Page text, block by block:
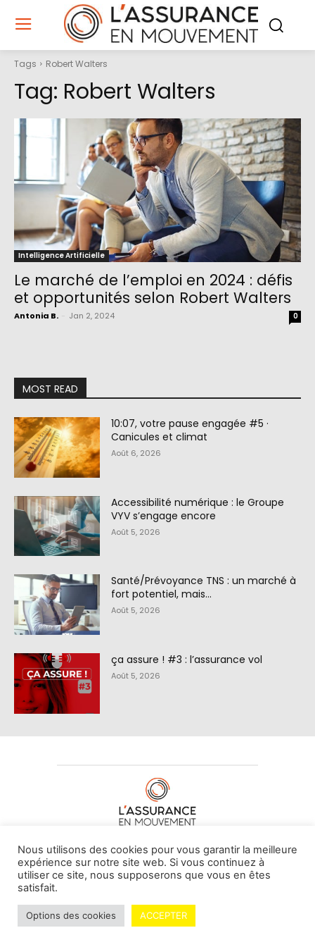
Tags Robert Walters
Tag: Robert Walters
Intelligence Artificielle
Le marché de l’emploi en 2024 : défis
et opportunités selon Robert Walters
Antonia B. Jan 2, 2024 0
MOST READ
10:07, votre pause engagée #5 ·
Canicules et climat
Août 6, 2026
Accessibilité numérique : le Groupe
VYV s’engage encore
Août 5, 2026
Santé/Prévoyance TNS : un marché à
fort potentiel, mais…
Août 5, 2026
ça assure ! #3 : l’assurance vol
Août 5, 2026
À PROPOS DE NOUS•CONTACT
© L'assurance en mouvement -By Vovoxx Média
Mentions légales Contributeurs
Nous utilisons des cookies pour vous garantir la meilleure
expérience sur notre site web. Si vous continuez à
utiliser ce site, nous supposerons que vous en êtes
satisfait.
Options des cookies ACCEPTER